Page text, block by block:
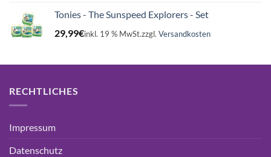
16,99€15,75€.
Tonies - The Sunspeed Explorers - Set
29,99€inkl. 19 % MwSt.zzgl. Versandkosten
RECHTLICHES
Impressum
Datenschutz